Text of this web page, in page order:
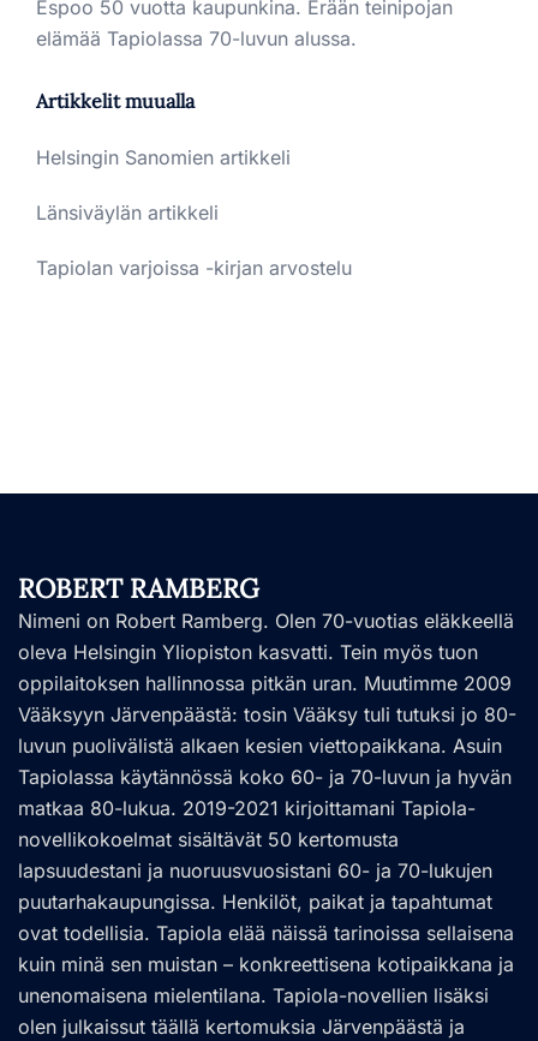
Espoo 50 vuotta kaupunkina. Erään teinipojan
elämää Tapiolassa 70-luvun alussa.
Artikkelit muualla
Helsingin Sanomien artikkeli
Länsiväylän artikkeli
Tapiolan varjoissa -kirjan arvostelu
ROBERT RAMBERG
Nimeni on Robert Ramberg. Olen 70-vuotias eläkkeellä
oleva Helsingin Yliopiston kasvatti. Tein myös tuon
oppilaitoksen hallinnossa pitkän uran. Muutimme 2009
Vääksyyn Järvenpäästä: tosin Vääksy tuli tutuksi jo 80-
luvun puolivälistä alkaen kesien viettopaikkana. Asuin
Tapiolassa käytännössä koko 60- ja 70-luvun ja hyvän
matkaa 80-lukua. 2019-2021 kirjoittamani Tapiola-
novellikokoelmat sisältävät 50 kertomusta
lapsuudestani ja nuoruusvuosistani 60- ja 70-lukujen
puutarhakaupungissa. Henkilöt, paikat ja tapahtumat
ovat todellisia. Tapiola elää näissä tarinoissa sellaisena
kuin minä sen muistan – konkreettisena kotipaikkana ja
unenomaisena mielentilana. Tapiola-novellien lisäksi
olen julkaissut täällä kertomuksia Järvenpäästä ja